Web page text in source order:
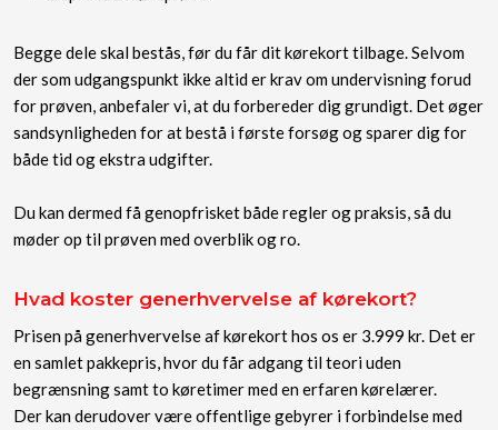
Begge dele skal bestås, før du får dit kørekort tilbage. Selvom
der som udgangspunkt ikke altid er krav om undervisning forud
for prøven, anbefaler vi, at du forbereder dig grundigt. Det øger
sandsynligheden for at bestå i første forsøg og sparer dig for
både tid og ekstra udgifter.
Du kan dermed få genopfrisket både regler og praksis, så du
møder op til prøven med overblik og ro.
Hvad koster generhvervelse af kørekort?
Prisen på generhvervelse af kørekort hos os er 3.999 kr. Det er
en samlet pakkepris, hvor du får adgang til teori uden
begrænsning samt to køretimer med en erfaren kørelærer.
Der kan derudover være offentlige gebyrer i forbindelse med